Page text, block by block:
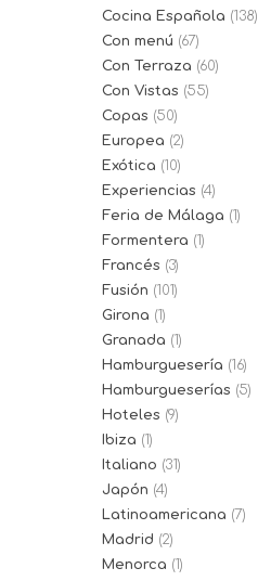
Cocina Española (138)
Con menú (67)
Con Terraza (60)
Con Vistas (55)
Copas (50)
Europea (2)
Exótica (10)
Experiencias (4)
Feria de Málaga (1)
Formentera (1)
Francés (3)
Fusión (101)
Girona (1)
Granada (1)
Hamburguesería (16)
Hamburgueserías (5)
Hoteles (9)
Ibiza (1)
Italiano (31)
Japón (4)
Latinoamericana (7)
Madrid (2)
Menorca (1)